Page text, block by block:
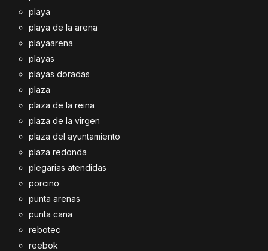
playa
playa de la arena
playaarena
playas
playas doradas
plaza
plaza de la reina
plaza de la virgen
plaza del ayuntamiento
plaza redonda
plegarias atendidas
porcino
punta arenas
punta cana
rebotec
reebok